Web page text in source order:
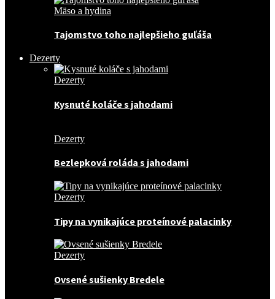
Mäso a hydina
Tajomstvo toho najlepšieho guľáša
Dezerty
Dezerty
Kysnuté koláče s jahodami
Dezerty
Bezlepková roláda s jahodami
Dezerty
Tipy na vynikajúce proteínové palacinky
Dezerty
Ovsené sušienky Bredele